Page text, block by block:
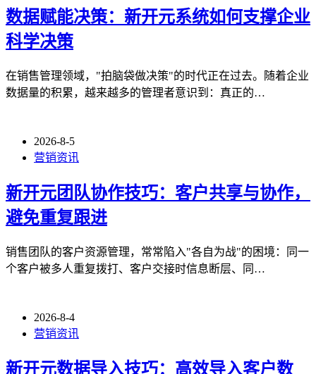
数据赋能决策：新开元系统如何支撑企业
科学决策
在销售管理领域，"拍脑袋做决策"的时代正在过去。随着企业
数据量的积累，越来越多的管理者意识到：真正的…
2026-8-5
营销资讯
新开元团队协作技巧：客户共享与协作，
避免重复跟进
销售团队的客户资源管理，常常陷入"各自为战"的困境：同一
个客户被多人重复拨打、客户交接时信息断层、同…
2026-8-4
营销资讯
新开元数据导入技巧：高效导入客户数